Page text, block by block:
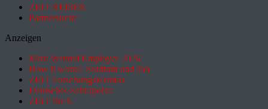
ZEIT REISEN
Partnersuche
Anzeigen
Most Wanted Employer 2026
How it works: Studium und Job
ZEIT Forschungskosmos
Deutsches Schulportal
ZEIT für X